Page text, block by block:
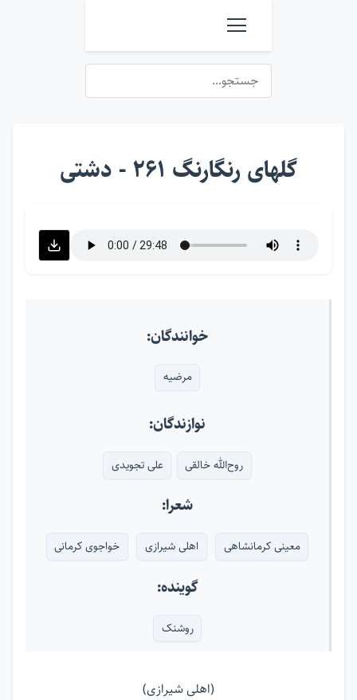
گلهای رنگارنگ ۲۶۱ - دشتی
خوانندگان:
مرضیه
نوازندگان:
روح‌الله خالقی علی تجویدی
شعرا:
معینی کرمانشاهی اهلی شیرازی خواجوی کرمانی
گوینده:
روشنک
(اهلی شیرازی)